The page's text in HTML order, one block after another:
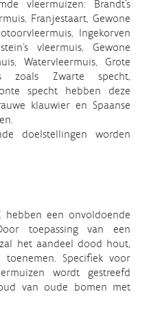
vleermuizen: Brandt’s
Franjestaart, Gewone
Ingekorven
vleermuis, Gewone
Watervleermuis, Grote
zoals Zwarte specht,
specht hebben deze
klauwier en Spaanse
doelstellingen worden
hebben een onvoldoende
toepassing van een
het aandeel dood hout,
Specifiek voor
wordt gestreefd
van oude bomen met